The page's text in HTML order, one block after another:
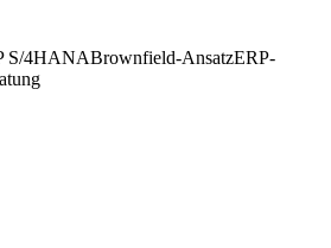
S/4HANABrownfield-AnsatzERP-